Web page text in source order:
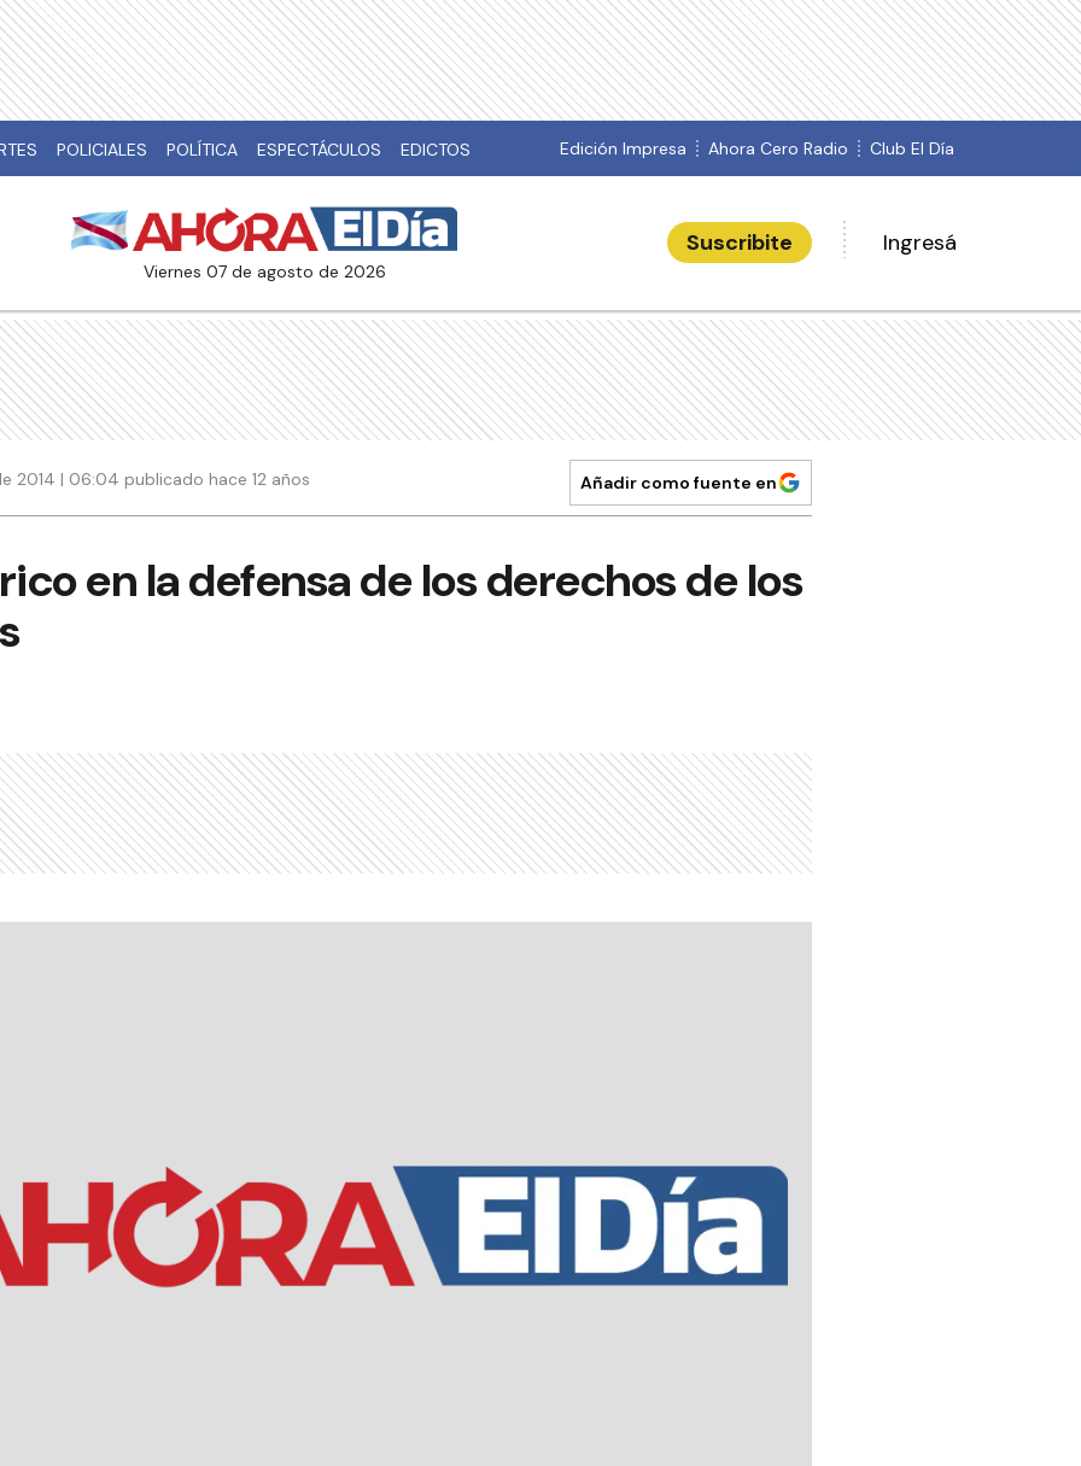
POLICIALES POLÍTICA ESPECTÁCULOS EDICTOS Edición Impresa Ahora Cero Radio Club El Día
viernes 07 de agosto de 2026
Suscribite Ingresá
2014 | 06:04 publicado hace 12 años Añadir como fuente en
en la defensa de los derechos de los